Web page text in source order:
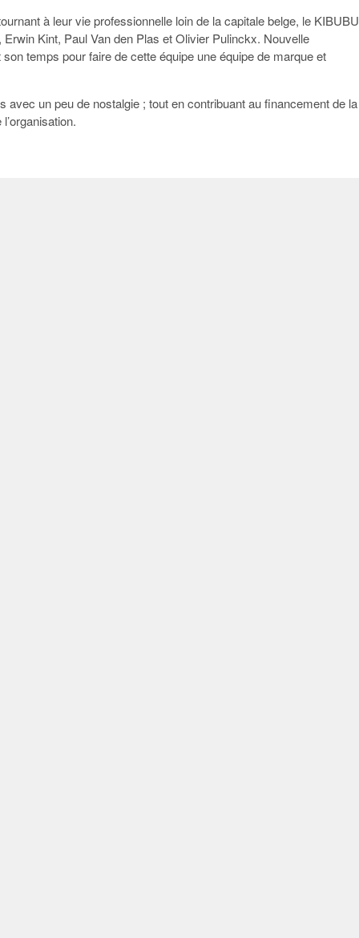
à leur vie professionnelle loin de la capitale belge, le KIBUBU
Kint, Paul Van den Plas et Olivier Pulinckx. Nouvelle
temps pour faire de cette équipe une équipe de marque et
un peu de nostalgie ; tout en contribuant au financement de la